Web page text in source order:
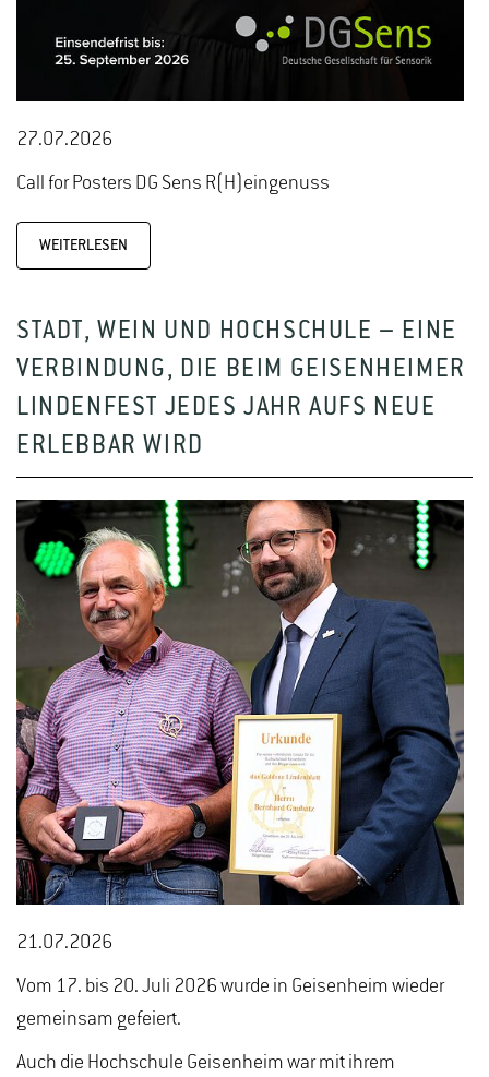
27.07.2026
Call for Posters DG Sens R(H)eingenuss
WEITERLESEN
STADT, WEIN UND HOCHSCHULE – EINE
VERBINDUNG, DIE BEIM GEISENHEIMER
LINDENFEST JEDES JAHR AUFS NEUE
ERLEBBAR WIRD
21.07.2026
Vom 17. bis 20. Juli 2026 wurde in Geisenheim wieder
gemeinsam gefeiert.
Auch die Hochschule Geisenheim war mit ihrem